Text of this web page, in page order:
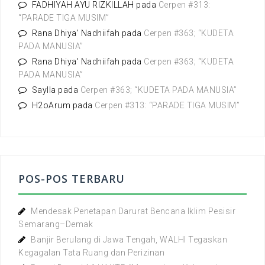
:
FADHIYAH AYU RIZKILLAH pada Cerpen #313:
“PARADE TIGA MUSIM”
Rana Dhiya' Nadhiifah pada Cerpen #363; “KUDETA
PADA MANUSIA”
Rana Dhiya' Nadhiifah pada Cerpen #363; “KUDETA
PADA MANUSIA”
Saylla pada Cerpen #363; “KUDETA PADA MANUSIA”
H2oArum pada Cerpen #313: “PARADE TIGA MUSIM”
POS-POS TERBARU
Mendesak Penetapan Darurat Bencana Iklim Pesisir
Semarang–Demak
Banjir Berulang di Jawa Tengah, WALHI Tegaskan
Kegagalan Tata Ruang dan Perizinan